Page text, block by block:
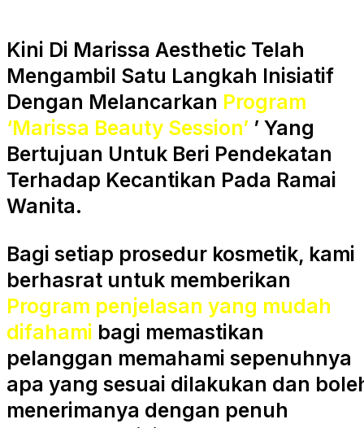
Kini Di Marissa Aesthetic Telah
Mengambil Satu Langkah Inisiatif
Dengan Melancarkan Program
‘Marissa Beauty Session’ ’ Yang
Bertujuan Untuk Beri Pendekatan
Terhadap Kecantikan Pada Ramai
Wanita.
Bagi setiap prosedur kosmetik, kami
berhasrat untuk memberikan
Program penjelasan yang mudah
difahami bagi memastikan
pelanggan memahami sepenuhnya
apa yang sesuai dilakukan dan
menerimanya dengan penuh